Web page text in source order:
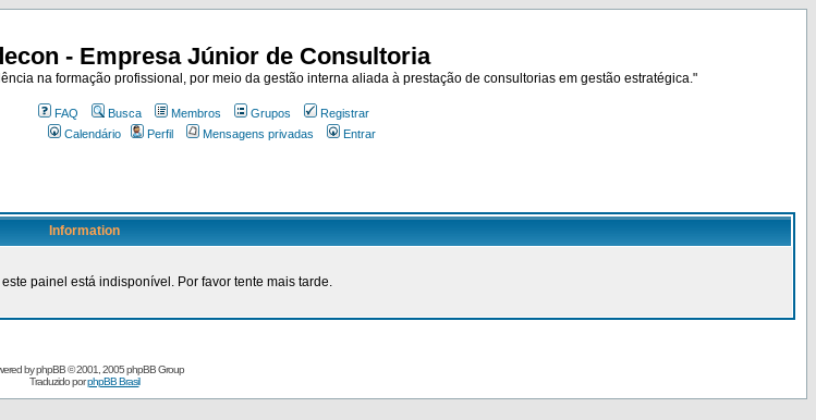
- Empresa Júnior de Consultoria
na formação profissional, por meio da gestão interna aliada à prestação de consultorias em gestão estratégica."
FAQ Busca Membros Grupos
Registrar
Calendário
Perfil Mensagens privadas Entrar
Information
painel está indisponível. Por favor tente mais tarde.
byphpBB© 2001, 2005 phpBB Group
Traduzido porphpBB Brasil